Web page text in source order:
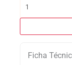
para
Ficha